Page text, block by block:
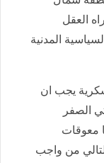
العقل
المدنية
يجب ان
الصفر
معوقات
من واجب